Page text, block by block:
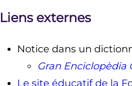
Liens externes
Notice dans un
Gran Enciclopèdia
Le site éducatif de la